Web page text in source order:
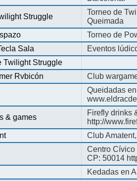
Struggle
Torneo de
Queimada
Torneo de
Sala
Eventos
Twilight Struggle
Rvbicón
Club
Queidadas
& games
Firefly drinks
http://
Club
Centro Cívico
CP: 50014
Kedadas en